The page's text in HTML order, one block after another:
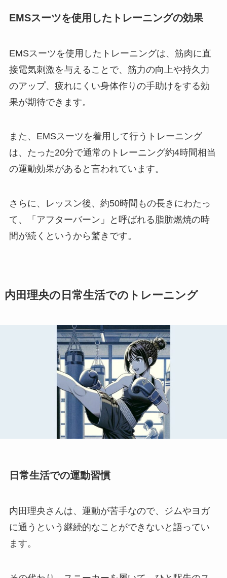
EMSスーツを使用したトレーニングの効果
EMSスーツを使用したトレーニングは、筋肉に直
接電気刺激を与えることで、筋力の向上や持久力
のアップ、疲れにくい身体作りの手助けをする効
果が期待できます。
また、EMSスーツを着用して行うトレーニング
は、たった20分で通常のトレーニング約4時間相当
の運動効果があると言われています。
さらに、レッスン後、約50時間もの長きにわたっ
て、「アフターバーン」と呼ばれる脂肪燃焼の時
間が続くというから驚きです。
内田理央の日常生活でのトレーニング
日常生活での運動習慣
内田理央さんは、運動が苦手なので、ジムやヨガ
に通うという継続的なことができないと語ってい
ます。